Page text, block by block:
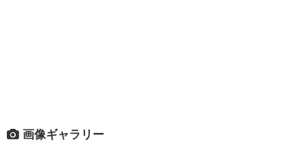
画像ギャラリー